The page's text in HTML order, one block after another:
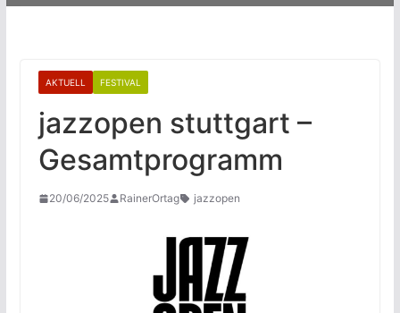
AKTUELL FESTIVAL
jazzopen stuttgart –
Gesamtprogramm
20/06/2025 RainerOrtag jazzopen